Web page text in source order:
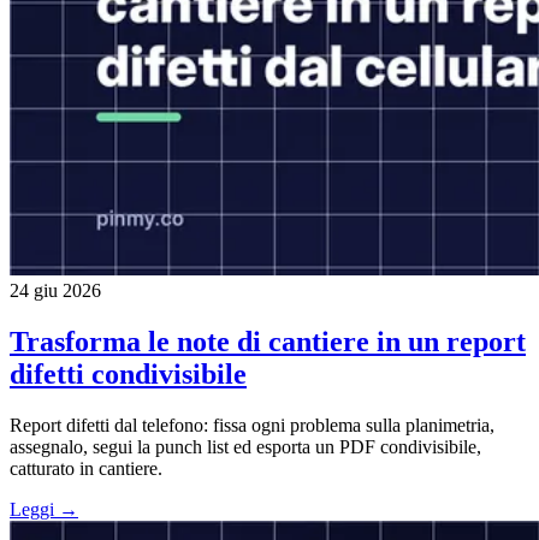
24 giu 2026
Trasforma le note di cantiere in un report
difetti condivisibile
Report difetti dal telefono: fissa ogni problema sulla planimetria,
assegnalo, segui la punch list ed esporta un PDF condivisibile,
catturato in cantiere.
Leggi →